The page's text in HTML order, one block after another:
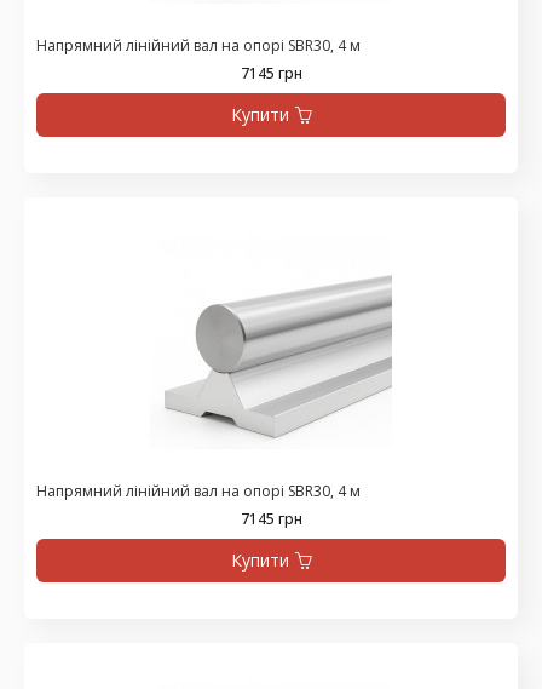
Напрямний лінійний вал на опорі SBR30, 4 м
7145 грн
Купити
Напрямний лінійний вал на опорі SBR30, 4 м
7145 грн
Купити